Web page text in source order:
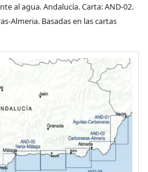
al agua. Andalucía. Carta: AND-02.
Almeria. Basadas en las cartas